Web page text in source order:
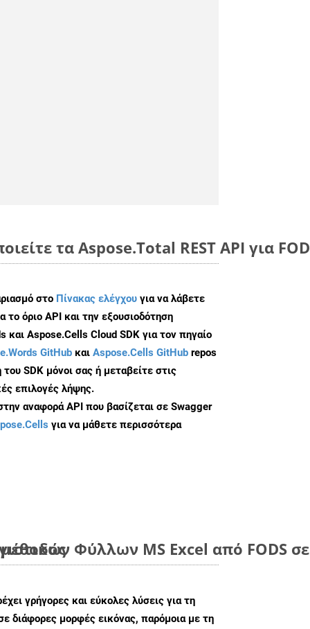
τα Aspose.Total REST API για
στο Πίνακας ελέγχου για να λάβετε
το όριο API και την εξουσιοδότηση
Aspose.Cells Cloud SDK για τον πηγαίο
GitHub και Aspose.Cells GitHub repos
SDK μόνοι σας ή μεταβείτε στις
επιλογές λήψης.
αναφορά API που βασίζεται σε Swagger
για να μάθετε περισσότερα
Φύλλων MS Excel από FODS
γρήγορες και εύκολες λύσεις για τη
διάφορες μορφές εικόνας, παρόμοια με τη